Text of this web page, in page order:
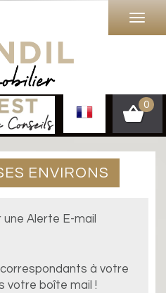
0
ENVIRONS
une Alerte E-mail
à votre
votre boîte mail !